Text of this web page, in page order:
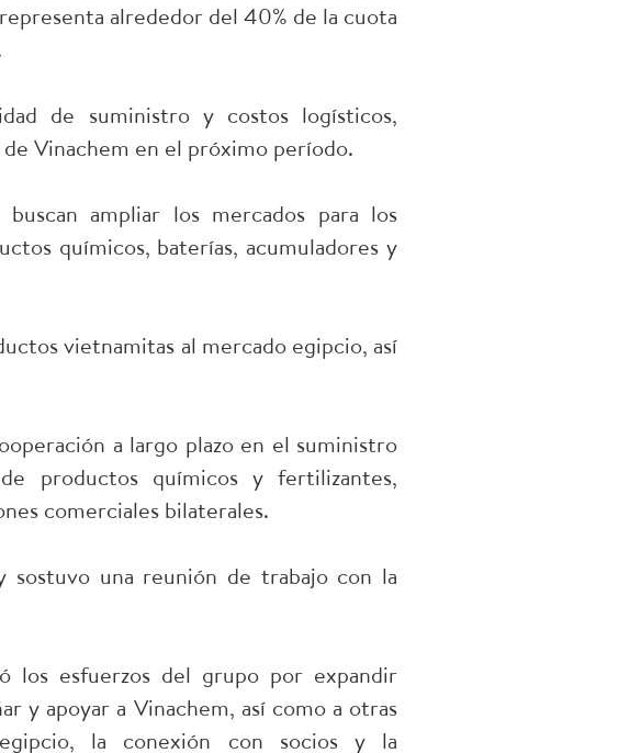
alrededor del 40% de la cuota
de suministro y costos logísticos,
Vinachem en el próximo período.
ampliar los mercados para los
químicos, baterías, acumuladores y
vietnamitas al mercado egipcio, así
a largo plazo en el suministro
productos químicos y fertilizantes,
comerciales bilaterales.
sostuvo una reunión de trabajo con la
los esfuerzos del grupo por expandir
y apoyar a Vinachem, así como a otras
la conexión con socios y la